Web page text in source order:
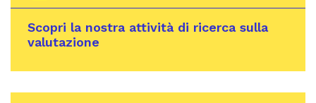
Scopri la nostra attività di ricerca sulla
valutazione